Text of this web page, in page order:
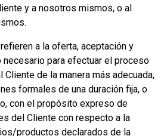
y a nosotros mismos, o al
a la oferta, aceptación y
para efectuar el proceso
de la manera más adecuada,
formales de una duración fija, o
con el propósito expreso de
del Cliente con respecto a la
productos declarados de la